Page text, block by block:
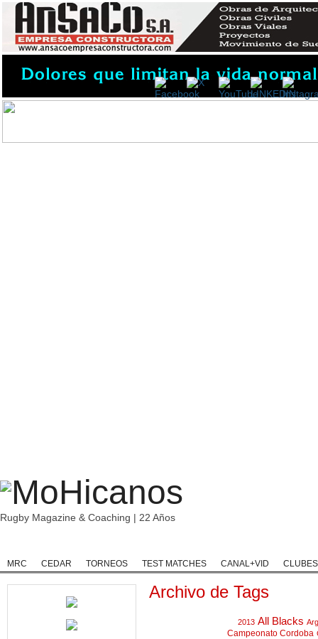
Rugby Magazine & Coaching | 22 Años
MRC
CEDAR TORNEOS TEST MATCHES CANAL+VID CLUBES
Archivo de Tags
2013 All Blacks
Campeonato Cordoba